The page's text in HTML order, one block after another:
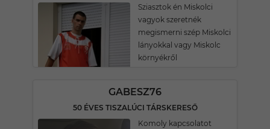
Sziasztok én Miskolci
vagyok szeretnék
megismerni szép Miskolci
lányokkal vagy Miskolc
környékről
GABESZ76
50 ÉVES TISZALÚCI TÁRSKERESŐ
Komoly kapcsolatot